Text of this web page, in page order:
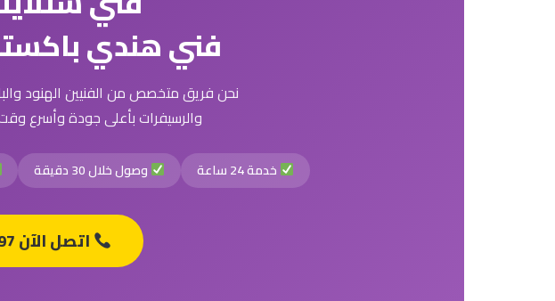
فني هندي باكستاني
نحن فريق متخصص من الفنيين الهنود
والرسيفرات بأعلى جودة وأسرع وقت في
خدمة 24 ساعة وصول خلال 30 دقيقة
اتصل الآن 50994997